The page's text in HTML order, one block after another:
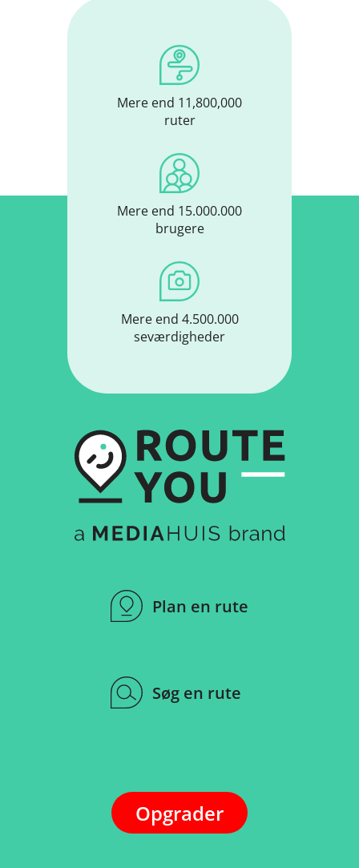
Mere end 11,800,000
ruter
Mere end 15.000.000
brugere
Mere end 4.500.000
seværdigheder
Plan en rute
Søg en rute
Opgrader